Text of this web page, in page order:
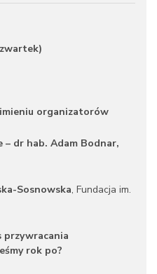
organizatorów
– dr hab. Adam Bodnar,
Sosnowska, Fundacja im.
przywracania
rok po?